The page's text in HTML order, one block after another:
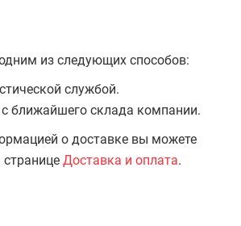
из следующих способов:
службой.
ближайшего склада компании.
о доставке вы можете
Доставка и оплата.